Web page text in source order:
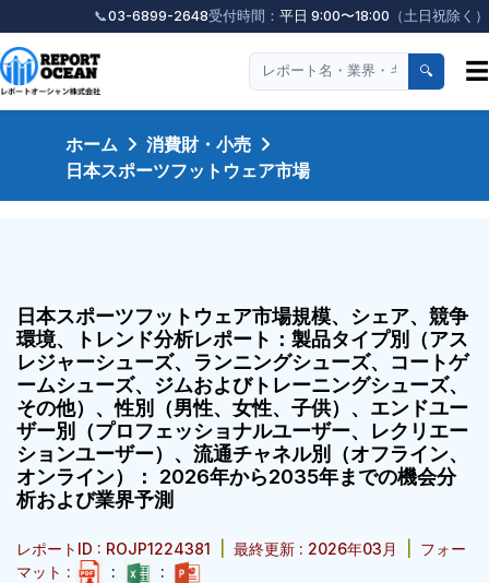
📞03-6899-2648受付時間： 平日 9:00〜18:00 （土日祝除く）
🔍 ☰
ホーム
消費財・小売
日本スポーツフットウェア市場
日本スポーツフットウェア市場規模、シェア、競争
環境、トレンド分析レポート：製品タイプ別（アス
レジャーシューズ、ランニングシューズ、コートゲ
ームシューズ、ジムおよびトレーニングシューズ、
その他）、性別（男性、女性、子供）、エンドユー
ザー別（プロフェッショナルユーザー、レクリエー
ションユーザー）、流通チャネル別（オフライン、
オンライン）： 2026年から2035年までの機会分
析および業界予測
レポートID : ROJP1224381 最終更新 : 2026年03月
フォー
マット :
: :